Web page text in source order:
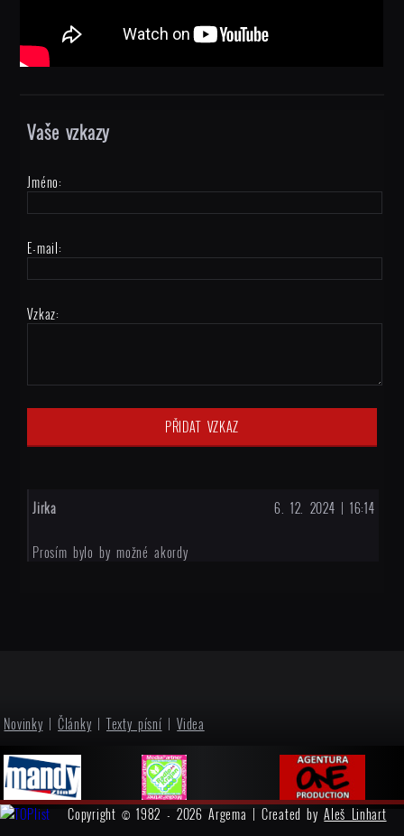
Vaše vzkazy
Jméno:
E-mail:
Vzkaz:
Jirka 6. 12. 2024 | 16:14
Prosím bylo by možné akordy
Novinky |Články |Texty písní |Videa
Copyright © 1982 - 2026 Argema | Created byAleš Linhart